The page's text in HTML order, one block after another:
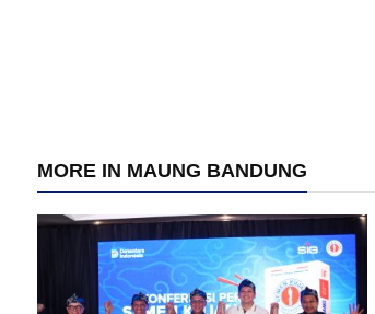
MORE IN MAUNG BANDUNG